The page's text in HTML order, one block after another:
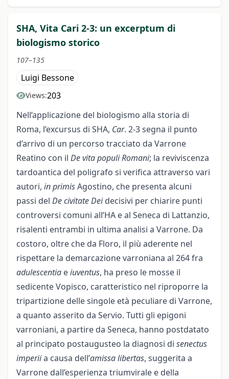
SHA, Vita Cari 2-3: un excerptum di
biologismo storico
107–135
Luigi Bessone
Views:203
Nell’applicazione del biologismo alla storia di
Roma, l’excursus di SHA, Car. 2-3 segna il punto
d’arrivo di un percorso tracciato da Varrone
Reatino con il De vita populi Romani; la reviviscenza
tardoantica del poligrafo si verifica attraverso vari
autori, in primisAgostino, che presenta alcuni
passi del De civitate Deidecisivi per chiarire punti
controversi comuni all’HA e al Seneca di Lattanzio,
risalenti entrambi in ultima analisi a Varrone. Da
costoro, oltre che da Floro, il più aderente nel
rispettare la demarcazione varroniana al 264 fra
adulescentia eiuventus, ha preso le mosse il
sedicente Vopisco, caratteristico nel riproporre la
tripartizione delle singole età peculiare di Varrone,
a quanto asserito da Servio. Tutti gli epigoni
varroniani, a partire da Seneca, hanno postdatato
al principato postaugusteo la diagnosi di senectus
imperiia causa dell’amissa libertas, suggerita a
Varrone dall’esperienza triumvirale e della